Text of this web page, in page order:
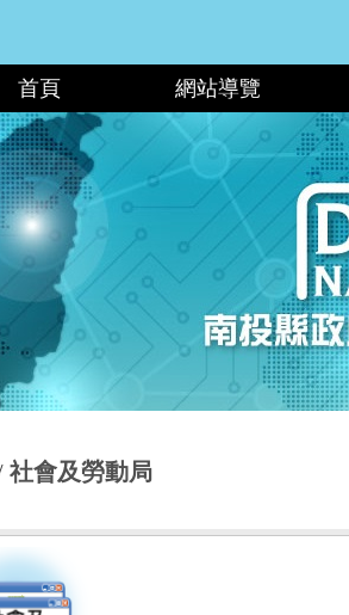
首頁 網站導覽
社會及勞動局
動局